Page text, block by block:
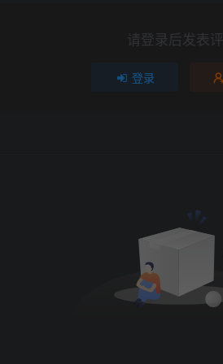
请登录后发表
登录